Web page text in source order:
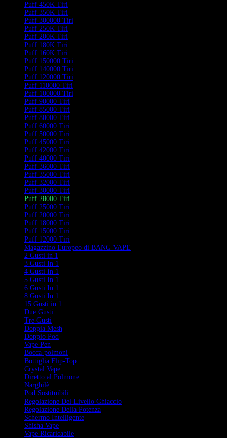
Puff 450K Tiri
Puff 350K Tiri
Puff 300000 Tiri
Puff 250K Tiri
Puff 200K Tiri
Puff 180K Tiri
Puff 160K Tiri
Puff 150000 Tiri
Puff 140000 Tiri
Puff 120000 Tiri
Puff 110000 Tiri
Puff 100000 Tiri
Puff 90000 Tiri
Puff 85000 Tiri
Puff 80000 Tiri
Puff 60000 Tiri
Puff 50000 Tiri
Puff 45000 Tiri
Puff 42000 Tiri
Puff 40000 Tiri
Puff 36000 Tiri
Puff 35000 Tiri
Puff 32000 Tiri
Puff 30000 Tiri
Puff 28000 Tiri
Puff 25000 Tiri
Puff 20000 Tiri
Puff 18000 Tiri
Puff 15000 Tiri
Puff 12000 Tiri
Magazzino Europeo di BANG VAPE
2 Gusti in 1
3 Gusti In 1
4 Gusti In 1
5 Gusti In 1
6 Gusti In 1
8 Gusti In 1
15 Gusti in 1
Due Gusti
Tre Gusti
Doppia Mesh
Doppio Pod
Vape Pen
Bocca-polmoni
Bottiglia Flip-Top
Crystal Vape
Diretto al Polmone
Narghilè
Pod Sostituibili
Regolazione Del Livello Ghiaccio
Regolazione Della Potenza
Schermo Intelligente
Shisha Vape
Vape Ricaricabile